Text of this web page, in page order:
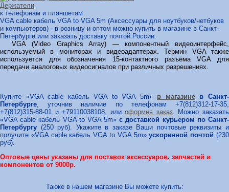
Держатели
к телефонам и планшетам
VGA cable кабель VGA to VGA 5m (Аксессуары для ноутбуков/нетбуков
и компьютеров) - в розницу и оптом можно купить в магазине в Санкт-
Петербурге или заказать доставку почтой России.
VGA (Video Graphics Array) — компонентный видеоинтерфейс,
используемый в мониторах и видеоадаптерах. Термин VGA также
используется для обозначения 15-контактного разъёма VGA для
передачи аналоговых видеосигналов при различных разрешениях.
Купите «VGA cable кабель VGA to VGA 5m» в магазинев Санкт-
Петербурге , уточнив наличие по телефонам +7(812)312-17-35,
+7(812)315-88-01 и +79110038108, илиоформив заказ. Можно заказать
«VGA cable кабель VGA to VGA 5m»с доставкой курьером по Санкт-
Петербургу (250 руб). Укажите в заказе Ваши почтовые реквизиты и
получите «VGA cable кабель VGA to VGA 5m»ускоренной почтой (230
руб).
Оптовые цены указаны для поставок аксессуаров, запчастей и
компонентов от 9000р.
Также в нашем магазине Вы можете купить: